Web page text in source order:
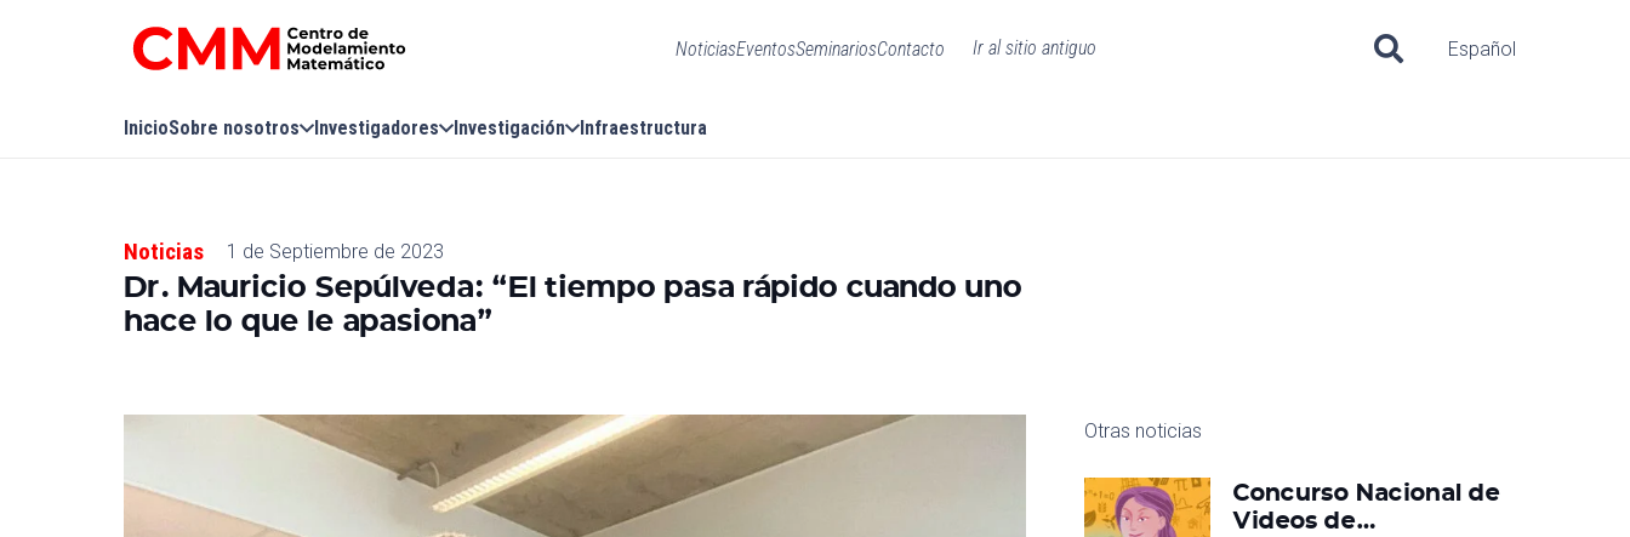
NoticiasEventosSeminariosContacto Ir al sitio antiguo Español
InicioSobre nosotros Investigadores Investigación Infraestructura
Noticias 1 de Septiembre de 2023
Dr. Mauricio Sepúlveda: “El tiempo pasa rápido cuando uno
hace lo que le apasiona”
Otras noticias
Concurso Nacional de
Videos de…